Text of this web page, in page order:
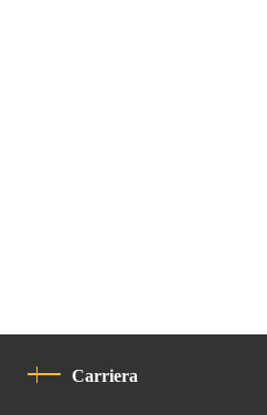
Carriera